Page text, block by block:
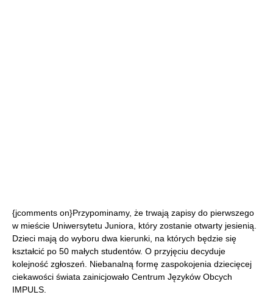
{jcomments on}Przypominamy, że trwają zapisy do pierwszego
w mieście Uniwersytetu Juniora, który zostanie otwarty jesienią.
Dzieci mają do wyboru dwa kierunki, na których będzie się
kształcić po 50 małych studentów. O przyjęciu decyduje
kolejność zgłoszeń. Niebanalną formę zaspokojenia dziecięcej
ciekawości świata zainicjowało Centrum Języków Obcych
IMPULS.